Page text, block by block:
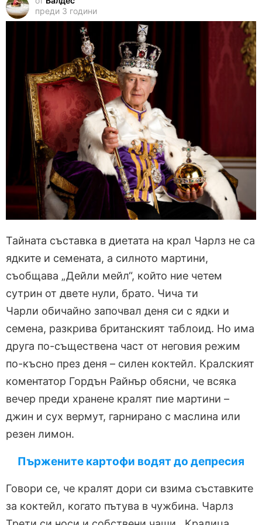
преди 3 години
Тайната съставка в диетата на крал Чарлз не са
ядките и семената, а силното мартини,
съобщава „Дейли мейл“, който ние четем
сутрин от двете нули, брато. Чича ти
Чарли обичайно започвал деня си с ядки и
семена, разкрива британският таблоид. Но има
друга по-съществена част от неговия режим
по-късно през деня – силен коктейл. Кралският
коментатор Гордън Райнър обясни, че всяка
вечер преди хранене кралят пие мартини –
джин и сух вермут, гарнирано с маслина или
резен лимон.
Пържените картофи водят до депресия
Говори се, че кралят дори си взима съставките
за коктейл, когато пътува в чужбина. Чарлз